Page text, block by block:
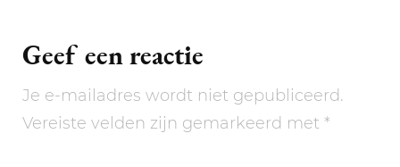
Geef een reactie
Je e-mailadres wordt niet gepubliceerd.
Vereiste velden zijn gemarkeerd met *